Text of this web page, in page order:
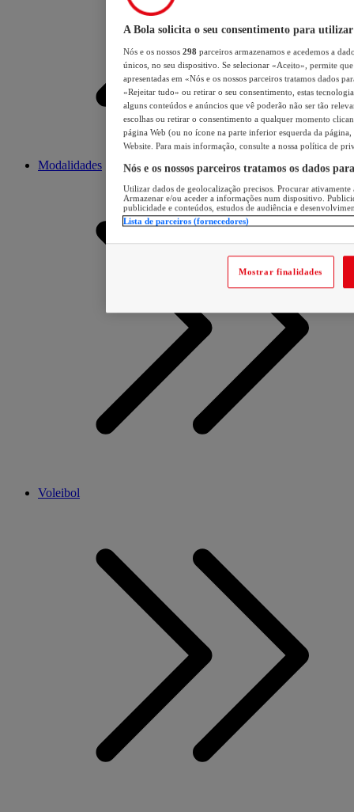
Modalidades
Voleibol
A Bola solicita o seu consentimento para utilizar
Nós e os nossos 298 parceiros armazenamos e acedemos a
únicos, no seu dispositivo. Se selecionar «Aceito», permite
apresentadas em «Nós e os nossos parceiros tratamos dados
«Rejeitar tudo» ou retirar o seu consentimento, estas
alguns conteúdos e anúncios que vê poderão não ser tão
escolhas ou retirar o consentimento a qualquer momento
página Web (ou no ícone na parte inferior esquerda da página,
Website. Para mais informação, consulte a nossa política de
Nós e os nossos parceiros tratamos os dados
Utilizar dados de geolocalização precisos. Procurar
Armazenar e/ou aceder a informações num dispositivo.
publicidade e conteúdos, estudos de audiência e
Lista de parceiros (fornecedores)
Mostrar finalidades